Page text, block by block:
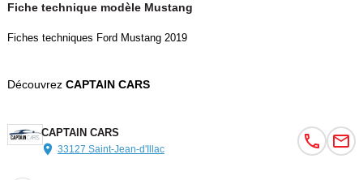
Fiche technique modèle Mustang
Fiches techniques Ford Mustang 2019
Découvrez CAPTAIN CARS
CAPTAIN CARS
33127 Saint-Jean-d'Illac